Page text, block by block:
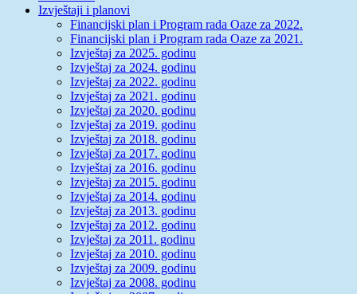
Izvještaji i planovi
Financijski plan i Program rada Oaze za 2022.
Financijski plan i Program rada Oaze za 2021.
Izvještaj za 2025. godinu
Izvještaj za 2024. godinu
Izvještaj za 2022. godinu
Izvještaj za 2021. godinu
Izvještaj za 2020. godinu
Izvještaj za 2019. godinu
Izvještaj za 2018. godinu
Izvještaj za 2017. godinu
Izvještaj za 2016. godinu
Izvještaj za 2015. godinu
Izvještaj za 2014. godinu
Izvještaj za 2013. godinu
Izvještaj za 2012. godinu
Izvještaj za 2011. godinu
Izvještaj za 2010. godinu
Izvještaj za 2009. godinu
Izvještaj za 2008. godinu